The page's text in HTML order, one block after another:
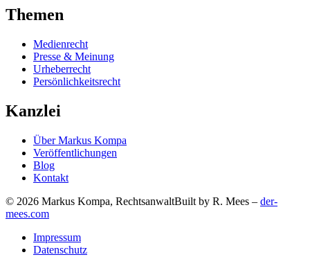
Themen
Medienrecht
Presse & Meinung
Urheberrecht
Persönlichkeitsrecht
Kanzlei
Über Markus Kompa
Veröffentlichungen
Blog
Kontakt
© 2026 Markus Kompa, RechtsanwaltBuilt by R. Mees – der-
mees.com
Impressum
Datenschutz